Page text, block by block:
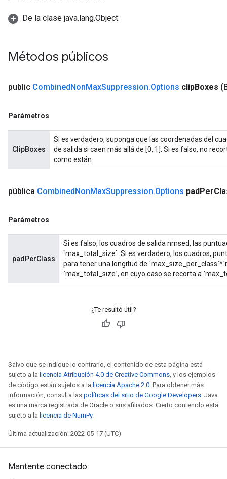
De la clase java.lang.Object
Métodos públicos
public CombinedNonMaxSuppression.Options clipBoxes
Parámetros
ClipBoxes
Si es verdadero, suponga que las coordenadas del
de salida si caen más allá de [0, 1]. Si es falso, no
como están.
pública CombinedNonMaxSuppression.Options padPer
Parámetros
padPerClass
Si es falso, los cuadros de salida nmsed, las
`max_total_size`. Si es verdadero, los cuadros,
para tener una longitud de
`max_total_size`, en cuyo caso se recorta a
¿Te resultó útil?
Salvo que se indique lo contrario, el contenido de esta página está
sujeto a la licencia Atribución 4.0 de Creative Commons, y los ejemplos
de código están sujetos a la licencia Apache 2.0. Para obtener más
información, consulta las políticas del sitio de Google Developers. Java
es una marca registrada de Oracle o sus afiliados. Cierto contenido está
sujeto a la licencia de NumPy.
Última actualización: 2022-05-17 (UTC)
Mantente conectado